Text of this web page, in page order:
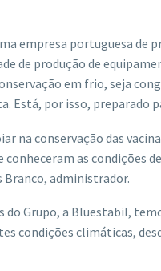
empresa portuguesa de
de produção de
em frio, seja
por isso, preparado
na conservação das
conheceram as condições
Branco, administrador.
Grupo, a Bluestabil,
condições climáticas,